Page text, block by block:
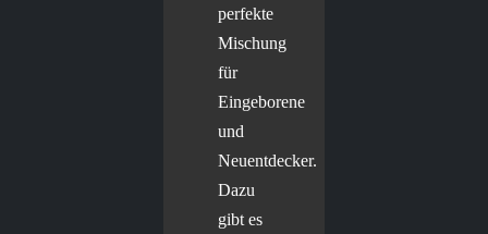
perfekte
Mischung
für
Eingeborene
und
Neuentdecker.
Dazu
gibt es